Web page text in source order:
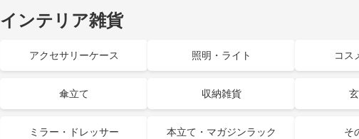
インテリア雑貨
アクセサリーケース 照明・ライト コス
傘立て 収納雑貨
ミラー・ドレッサー 本立て・マガジンラック そ